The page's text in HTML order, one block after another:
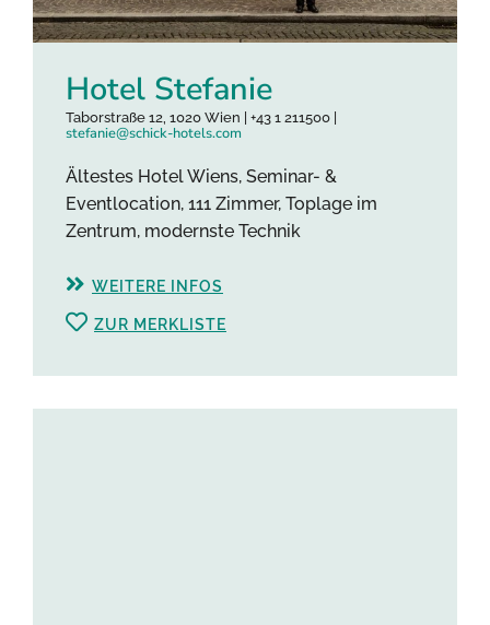
Hotel Stefanie
Taborstraße 12, 1020 Wien | +43 1 211500 |
stefanie@schick-hotels.com
Ältestes Hotel Wiens, Seminar- &
Eventlocation, 111 Zimmer, Toplage im
Zentrum, modernste Technik
WEITERE INFOS
ZUR MERKLISTE